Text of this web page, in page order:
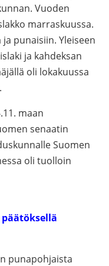
Vuoden
marraskuussa.
punaisiin. Yleiseen
ja kahdeksan
oli lokakuussa
maan
senaatin
Suomen
oli tuolloin
punapohjaista